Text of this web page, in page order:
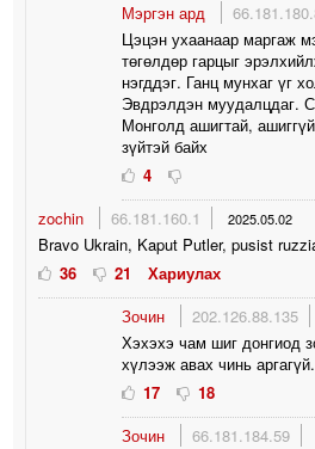
Мэргэн ард
Цэцэн ухаанаар маргаж
төгөлдөр гарцыг
нэгддэг. Ганц мунхаг үг
Эвдрэлдэн муудалцдаг.
Монголд ашигтай,
зүйтэй байх
4
zochin
66.181.160.1 2025.05.02
Bravo Ukrain, Kaput Putler, pusist
36
21
Хариулах
Зочин
202.126.88.135
Хэхэхэ чам шиг донгиод
хүлээж авах чинь аргагүй.
17
18
Зочин
66.181.184.59